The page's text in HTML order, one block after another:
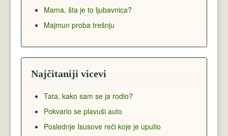
Mama, šta je to ljubavnica?
Majmun proba trešnju
Najčitaniji vicevi
Tata, kako sam se ja rodio?
Pokvario se plavuši auto
Poslednje Isusove reči koje je uputio